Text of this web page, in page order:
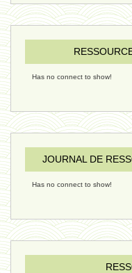
ressources de vie 05 -
humain 08 - 16
sexualité 06 - 9 octobre
Has no connect to show!
JOURNAL DE
Has no connect to show!